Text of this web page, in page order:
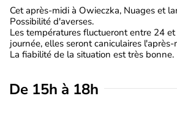
Cet après-midi à Owieczka, Nuages et
Possibilité d'averses.
Les températures fluctueront entre 24 et
journée, elles seront caniculaires l'après-
La fiabilité de la situation est très bonne.
De 15h à 18h